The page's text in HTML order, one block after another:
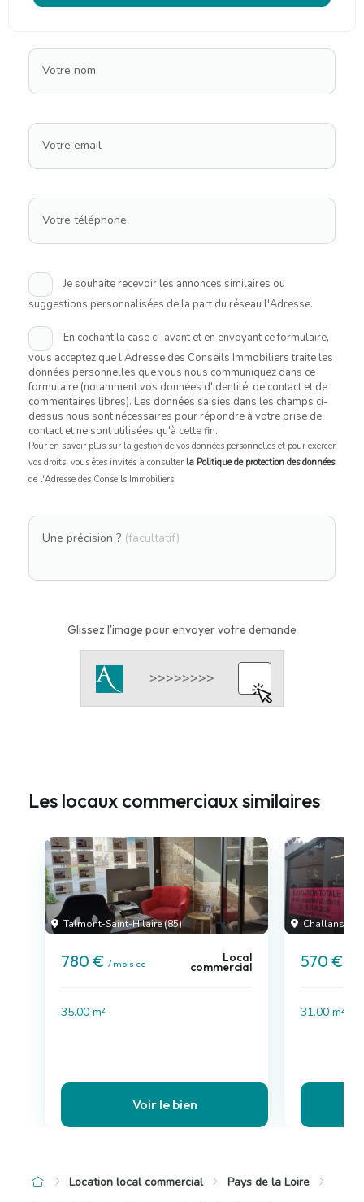
Votre nom
Votre email
Votre téléphone
Je souhaite recevoir les annonces similaires ou
suggestions personnalisées de la part du réseau l'Adresse.
En cochant la case ci-avant et en envoyant ce formulaire,
vous acceptez que l'Adresse des Conseils Immobiliers traite les
données personnelles que vous nous communiquez dans ce
formulaire (notamment vos données d'identité, de contact et de
commentaires libres). Les données saisies dans les champs ci-
dessus nous sont nécessaires pour répondre à votre prise de
contact et ne sont utilisées qu'à cette fin.
Pour en savoir plus sur la gestion de vos données personnelles et pour exercer
vos droits, vous êtes invités à consulter la Politique de protection des données
de l'Adresse des Conseils Immobiliers.
Une précision ? (facultatif)
Glissez l'image pour envoyer votre demande
Les locaux commerciaux similaires
Talmont-Saint-Hilaire (85)
780 € / mois cc Local
commercial
35.00 m²
Voir le bien
Challans (85)
570 €
31.00 m²
Location local commercial
Pays de la Loire